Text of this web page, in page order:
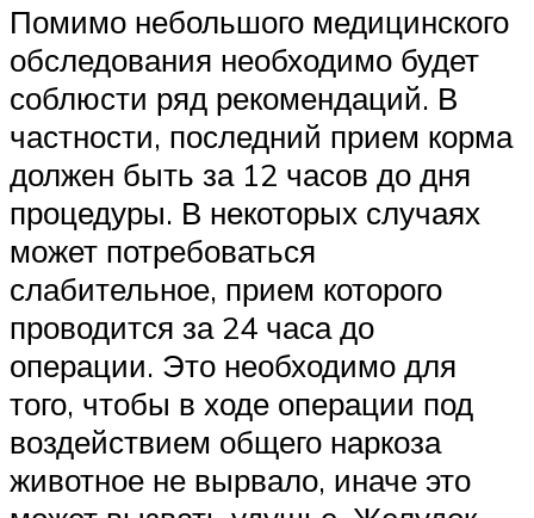
Помимо небольшого медицинского
обследования необходимо будет
соблюсти ряд рекомендаций. В
частности, последний прием корма
должен быть за 12 часов до дня
процедуры. В некоторых случаях
может потребоваться
слабительное, прием которого
проводится за 24 часа до
операции. Это необходимо для
того, чтобы в ходе операции под
воздействием общего наркоза
животное не вырвало, иначе это